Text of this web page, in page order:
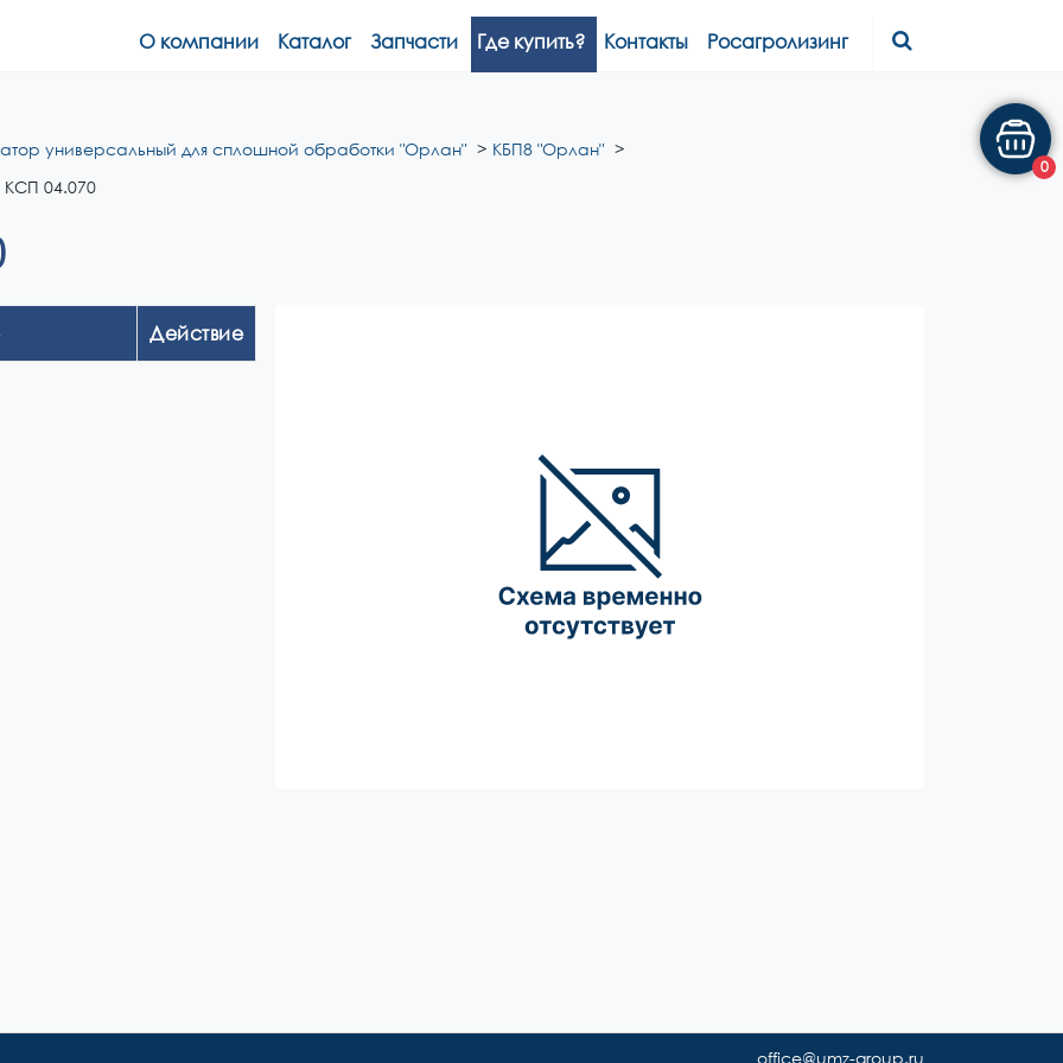
О компании Каталог Запчасти Где купить? Контакты Росагролизинг
универсальный для сплошной обработки "Орлан"
КБП8 "Орлан"
04.070
Действие
office@umz-group.ru
0